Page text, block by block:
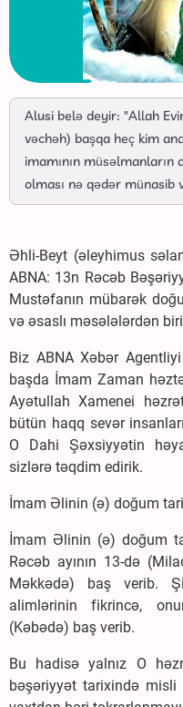
Alusi belə deyir: "Allah
vəchəh) başqa heç kim
imamının
olması nə qədər münasib
Əhli-Beyt (əleyhimus
ABNA: 13n Rəcəb
Mustəfanın mübarək
və əsaslı məsələlərdən
Biz ABNA Xəbər
başda İmam Zaman
Ayətullah Xamenei
bütün haqq sevər
O Dahi Şəxsiyyətin
sizlərə təqdim edirik.
İmam Əlinin (ə) doğum
İmam Əlinin (ə) doğum
Rəcəb ayının 13-də
Məkkədə) baş verib.
alimlərinin fikrincə,
(Kəbədə) baş verib.
Bu hadisə yalnız O
bəşəriyyət tarixində